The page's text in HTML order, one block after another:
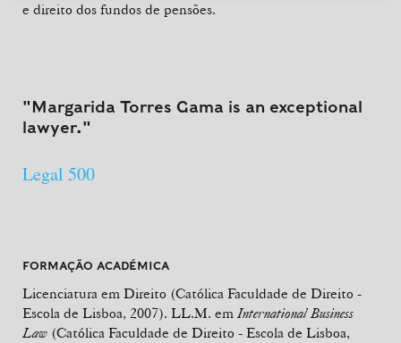
e direito dos fundos de pensões.
"Margarida Torres Gama is an exceptional
lawyer."
Legal 500
FORMAÇÃO ACADÉMICA
Licenciatura em Direito (Católica Faculdade de Direito -
Escola de Lisboa, 2007). LL.M. em International Business
Law (Católica Faculdade de Direito - Escola de Lisboa,